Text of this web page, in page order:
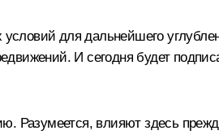
для дальнейшего
И сегодня будет
Разумеется, влияют здесь